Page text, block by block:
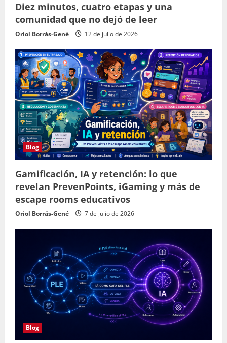
Diez minutos, cuatro etapas y una
comunidad que no dejó de leer
Oriol Borrás-Gené 12 de julio de 2026
Blog
Gamificación, IA y retención: lo que
revelan PrevenPoints, iGaming y más de
escape rooms educativos
Oriol Borrás-Gené 7 de julio de 2026
Blog